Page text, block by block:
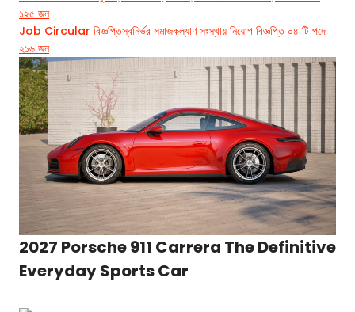
১২৫ জন
Job Circular বিজ্ঞপ্তিস্বনির্ভর সমাজকল্যাণ সংস্থায় নিয়োগ বিজ্ঞপ্তি ০৪ টি পদে
২১৬ জন
2027 Porsche 911 Carrera The Definitive
Everyday Sports Car